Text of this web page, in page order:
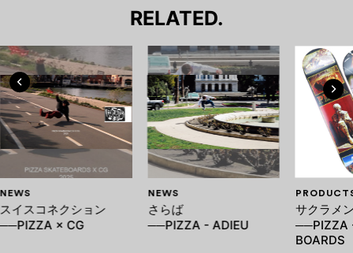
RELATED.
NEWS
スイスコネクション
──PIZZA × CG
NEWS
さらば
──PIZZA - ADIEU
サクラメ
──PIZZA
BOARDS